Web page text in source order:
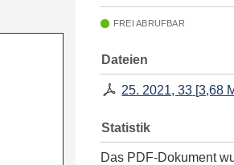
FREI ABRUFBAR
Dateien
25. 2021, 33 [3,68
Statistik
Das PDF-Dokument